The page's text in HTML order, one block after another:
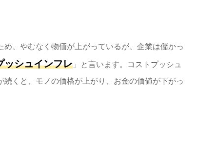
、やむなく物価が上がっているが、企業は儲かっ
ッシュインフレ 」と言います。コストプッシュ
くと、モノの価格が上がり、お金の価値が下がっ